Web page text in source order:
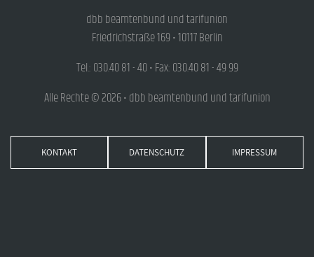
dbb beamtenbund und tarifunion
Friedrichstraße 169 • 10117 Berlin
Tel.: 030.40 81 - 40 • Fax: 030.40 81 - 49 99
Alle Rechte © 2026 • dbb beamtenbund und tarifunion
KONTAKT DATENSCHUTZ IMPRESSUM